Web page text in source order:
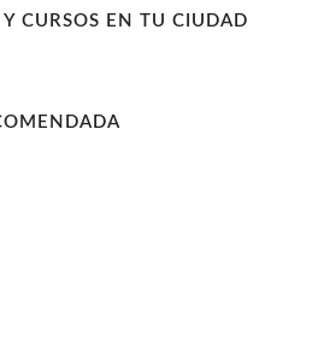
Y CURSOS EN TU CIUDAD